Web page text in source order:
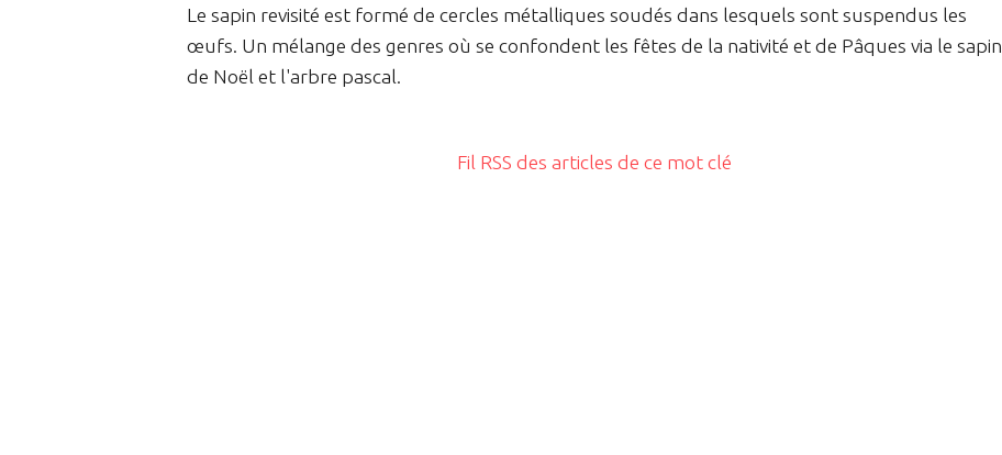
Le sapin revisité est formé de cercles métalliques soudés dans lesquels sont suspendus les
œufs. Un mélange des genres où se confondent les fêtes de la nativité et de Pâques via le sapin
de Noël et l'arbre pascal.
Fil RSS des articles de ce mot clé